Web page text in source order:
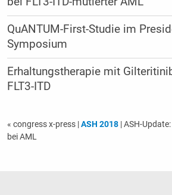
QuANTUM-First-Studie im
Symposium
Erhaltungstherapie mit
FLT3-ITD
« congress x-press |ASH 2018| ASH-
bei AML